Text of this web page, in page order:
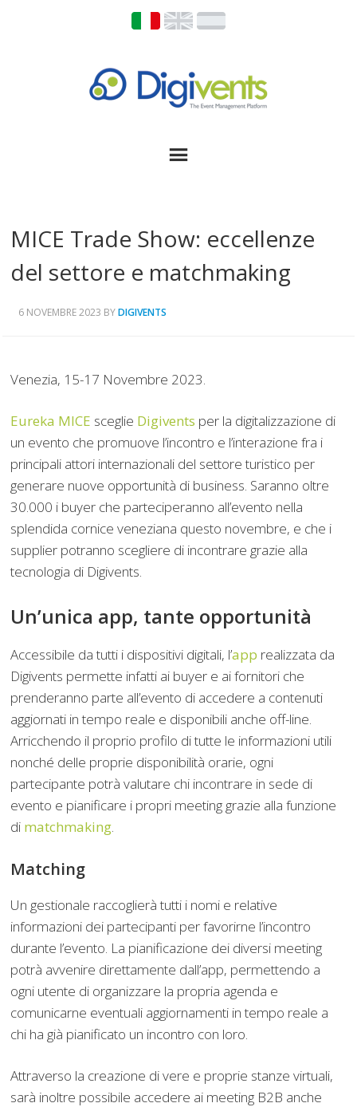
MICE Trade Show: eccellenze
del settore e matchmaking
6 NOVEMBRE 2023 BYDIGIVENTS
Venezia, 15-17 Novembre 2023.
Eureka MICE sceglie Digivents per la digitalizzazione di
un evento che promuove l’incontro e l’interazione fra i
principali attori internazionali del settore turistico per
generare nuove opportunità di business. Saranno oltre
30.000 i buyer che parteciperanno all’evento nella
splendida cornice veneziana questo novembre, e che i
supplier potranno scegliere di incontrare grazie alla
tecnologia di Digivents.
Un’unica app, tante opportunità
Accessibile da tutti i dispositivi digitali, l’app realizzata da
Digivents permette infatti ai buyer e ai fornitori che
prenderanno parte all’evento di accedere a contenuti
aggiornati in tempo reale e disponibili anche off-line.
Arricchendo il proprio profilo di tutte le informazioni utili
nonché delle proprie disponibilità orarie, ogni
partecipante potrà valutare chi incontrare in sede di
evento e pianificare i propri meeting grazie alla funzione
di matchmaking.
Matching
Un gestionale raccoglierà tutti i nomi e relative
informazioni dei partecipanti per favorirne l’incontro
durante l’evento. La pianificazione dei diversi meeting
potrà avvenire direttamente dall’app, permettendo a
ogni utente di organizzare la propria agenda e
comunicarne eventuali aggiornamenti in tempo reale a
chi ha già pianificato un incontro con loro.
Attraverso la creazione di vere e proprie stanze virtuali,
sarà inoltre possibile accedere ai meeting B2B anche